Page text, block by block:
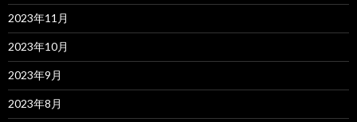
2023年11月
2023年10月
2023年9月
2023年8月